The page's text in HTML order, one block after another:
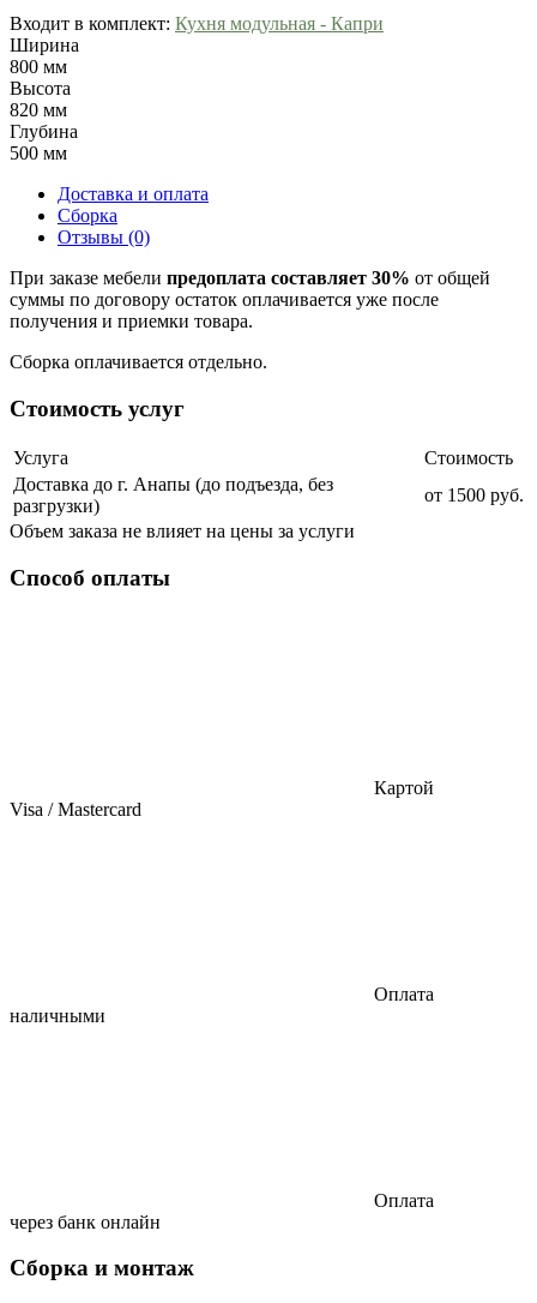
Входит в комплект: Кухня модульная - Капри
Ширина
800 мм
Высота
820 мм
Глубина
500 мм
Доставка и оплата
Сборка
Отзывы (0)
При заказе мебели предоплата составляет 30% от общей
суммы по договору остаток оплачивается уже после
получения и приемки товара.
Сборка оплачивается отдельно.
Стоимость услуг
Услуга
Стоимость
Доставка до г. Анапы (до подъезда, без
разгрузки)
от 1500 руб.
Объем заказа не влияет на цены за услуги
Способ оплаты
Картой
Visa / Mastercard
Оплата
наличными
Оплата
через банк онлайн
Сборка и монтаж